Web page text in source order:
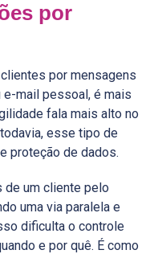
por
por mensagens
e-mail pessoal, é mais
fala mais alto no
esse tipo de
proteção de dados.
de um cliente pelo
uma via paralela e
dificulta o controle
e por quê. É como